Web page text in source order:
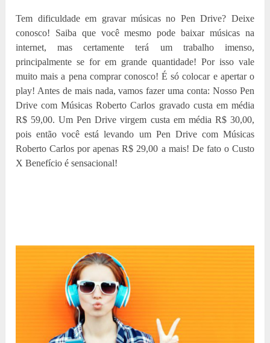
Tem dificuldade em gravar músicas no Pen Drive? Deixe
conosco! Saiba que você mesmo pode baixar músicas na
internet, mas certamente terá um trabalho imenso,
principalmente se for em grande quantidade! Por isso vale
muito mais a pena comprar conosco! É só colocar e apertar o
play! Antes de mais nada, vamos fazer uma conta: Nosso Pen
Drive com Músicas Roberto Carlos gravado custa em média
R$ 59,00. Um Pen Drive virgem custa em média R$ 30,00,
pois então você está levando um Pen Drive com Músicas
Roberto Carlos por apenas R$ 29,00 a mais! De fato o Custo
X Benefício é sensacional!